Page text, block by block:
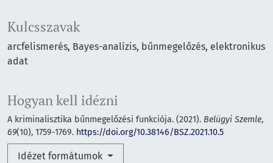
Kulcsszavak
arcfelismerés Bayes-analízis bűnmegelőzés elektronikus
adat
Hogyan kell idézni
A kriminalisztika bűnmegelőzési funkciója. (2021). Belügyi Szemle,
69(10), 1759-1769. https://doi.org/10.38146/BSZ.2021.10.5
Idézet formátumok